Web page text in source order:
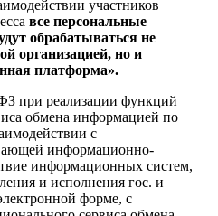
участников
все персональные
обрабатываться не
организацией, но и
платформа».
при реализации функций
обмена информацией по
с
информационно-
информационных систем,
и исполнения гос. и
форме, с